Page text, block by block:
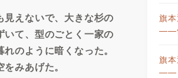
えないで、大きな杉の
て、型のごとく一家の
のように暗くなった。
みあげた。
旗
——
旗
——